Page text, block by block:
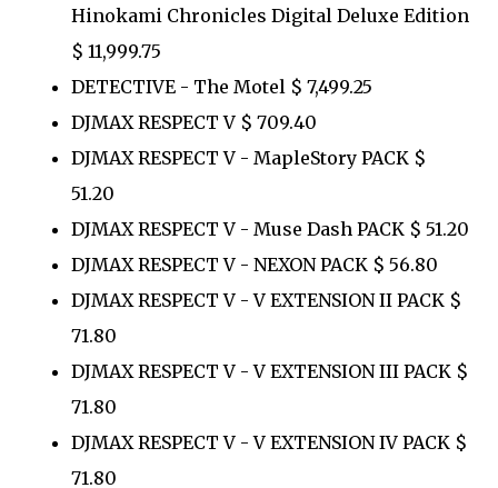
Hinokami Chronicles Digital Deluxe Edition
$ 11,999.75
DETECTIVE - The Motel $ 7,499.25
DJMAX RESPECT V $ 709.40
DJMAX RESPECT V - MapleStory PACK $
51.20
DJMAX RESPECT V - Muse Dash PACK $ 51.20
DJMAX RESPECT V - NEXON PACK $ 56.80
DJMAX RESPECT V - V EXTENSION II PACK $
71.80
DJMAX RESPECT V - V EXTENSION III PACK $
71.80
DJMAX RESPECT V - V EXTENSION IV PACK $
71.80